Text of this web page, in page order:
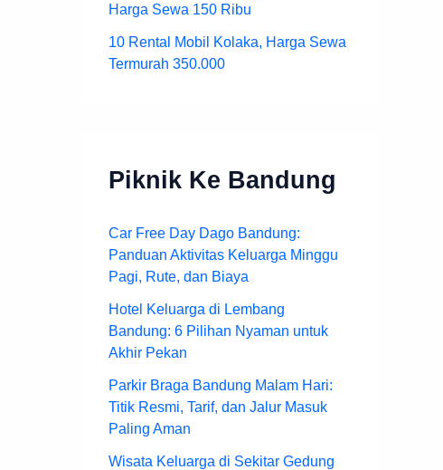
Harga Sewa 150 Ribu
10 Rental Mobil Kolaka, Harga Sewa
Termurah 350.000
Piknik Ke Bandung
Car Free Day Dago Bandung:
Panduan Aktivitas Keluarga Minggu
Pagi, Rute, dan Biaya
Hotel Keluarga di Lembang
Bandung: 6 Pilihan Nyaman untuk
Akhir Pekan
Parkir Braga Bandung Malam Hari:
Titik Resmi, Tarif, dan Jalur Masuk
Paling Aman
Wisata Keluarga di Sekitar Gedung